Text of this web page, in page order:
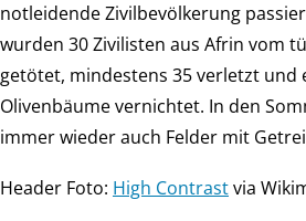
notleidende Zivilbevölkerung
wurden 30 Zivilisten aus Afrin vom
getötet, mindestens 35 verletzt und
Olivenbäume vernichtet. In den
immer wieder auch Felder mit
Header Foto: High Contrastvia